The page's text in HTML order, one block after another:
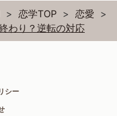
恋学TOP
恋愛
わり？逆転の対応
シー